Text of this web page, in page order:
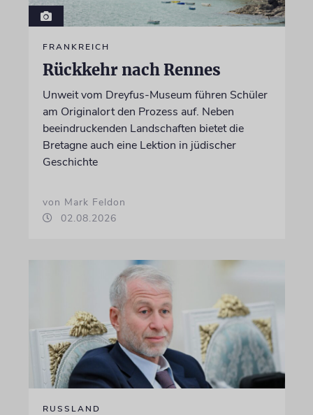
FRANKREICH
Rückkehr nach Rennes
Unweit vom Dreyfus-Museum führen Schüler
am Originalort den Prozess auf. Neben
beeindruckenden Landschaften bietet die
Bretagne auch eine Lektion in jüdischer
Geschichte
von Mark Feldon
02.08.2026
RUSSLAND